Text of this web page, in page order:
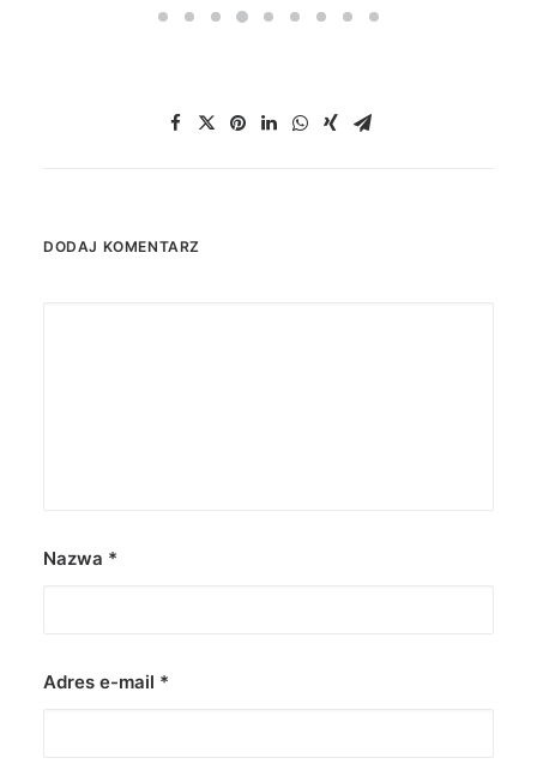
DODAJ KOMENTARZ
Nazwa *
Adres e-mail *